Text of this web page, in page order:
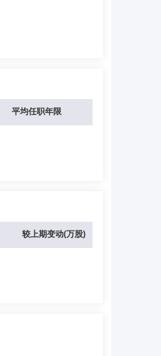
平均任职年限
较上期变动(万股)